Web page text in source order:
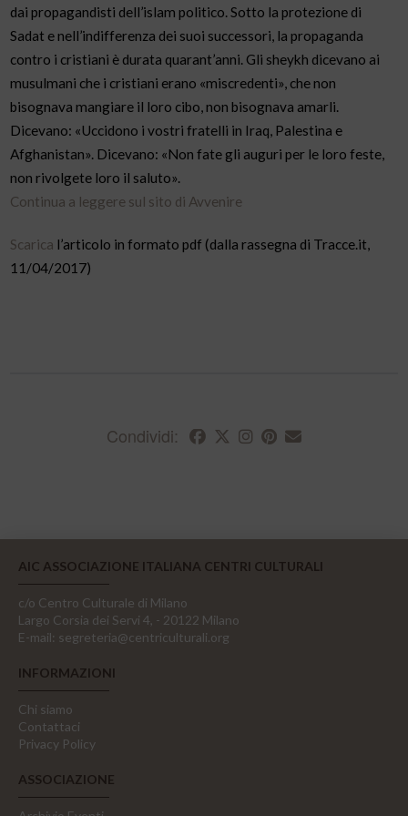
dai propagandisti dell’islam politico. Sotto la protezione di
Sadat e nell’indifferenza dei suoi successori, la propaganda
contro i cristiani è durata quarant’anni. Gli sheykh dicevano ai
musulmani che i cristiani erano «miscredenti», che non
bisognava mangiare il loro cibo, non bisognava amarli.
Dicevano: «Uccidono i vostri fratelli in Iraq, Palestina e
Afghanistan». Dicevano: «Non fate gli auguri per le loro feste,
non rivolgete loro il saluto».
Continua a leggere sul sito di Avvenire
Scarica l’articolo in formato pdf (dalla rassegna di Tracce.it,
11/04/2017)
Condividi:
AIC ASSOCIAZIONE ITALIANA CENTRI CULTURALI
c/o Centro Culturale di Milano
Largo Corsia dei Servi 4, - 20122 Milano
E-mail: segreteria@centriculturali.org
INFORMAZIONI
Chi siamo
Contattaci
Privacy Policy
ASSOCIAZIONE